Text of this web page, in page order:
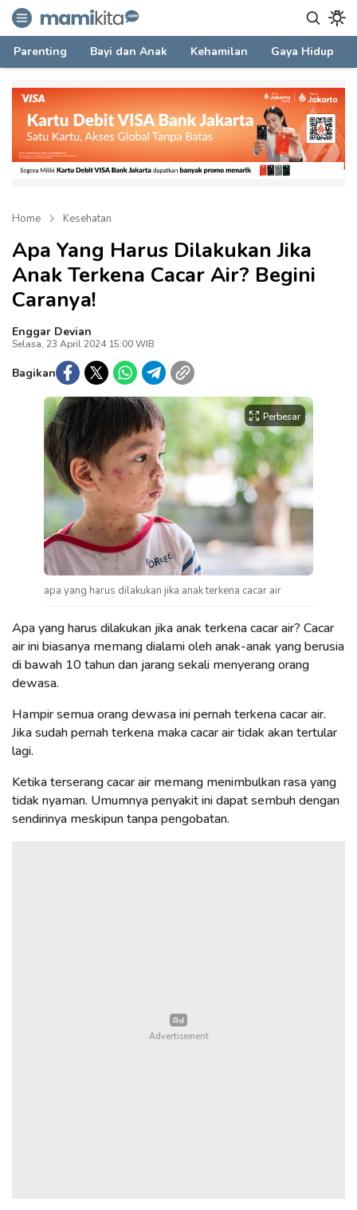
mamikita.com
Informasi Parenting untuk Mami Milenial
Parenting Bayi dan Anak Kehamilan Gaya Hidup
Home Kesehatan
Apa Yang Harus Dilakukan Jika
Anak Terkena Cacar Air? Begini
Caranya!
Enggar Devian
Selasa, 23 April 2024 15:00 WIB
Bagikan
Perbesar
apa yang harus dilakukan jika anak terkena cacar air
Apa yang harus dilakukan jika anak terkena cacar air? Cacar
air ini biasanya memang dialami oleh anak-anak yang berusia
di bawah 10 tahun dan jarang sekali menyerang orang
dewasa.
Hampir semua orang dewasa ini pernah terkena cacar air.
Jika sudah pernah terkena maka cacar air tidak akan tertular
lagi.
Ketika terserang cacar air memang menimbulkan rasa yang
tidak nyaman. Umumnya penyakit ini dapat sembuh dengan
sendirinya meskipun tanpa pengobatan.